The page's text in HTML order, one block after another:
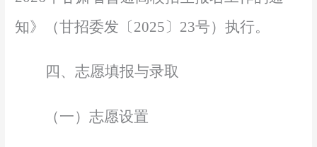
知》（甘招委发〔2025〕 23号）执行。
四、志愿填报与录取
（一）志愿设置